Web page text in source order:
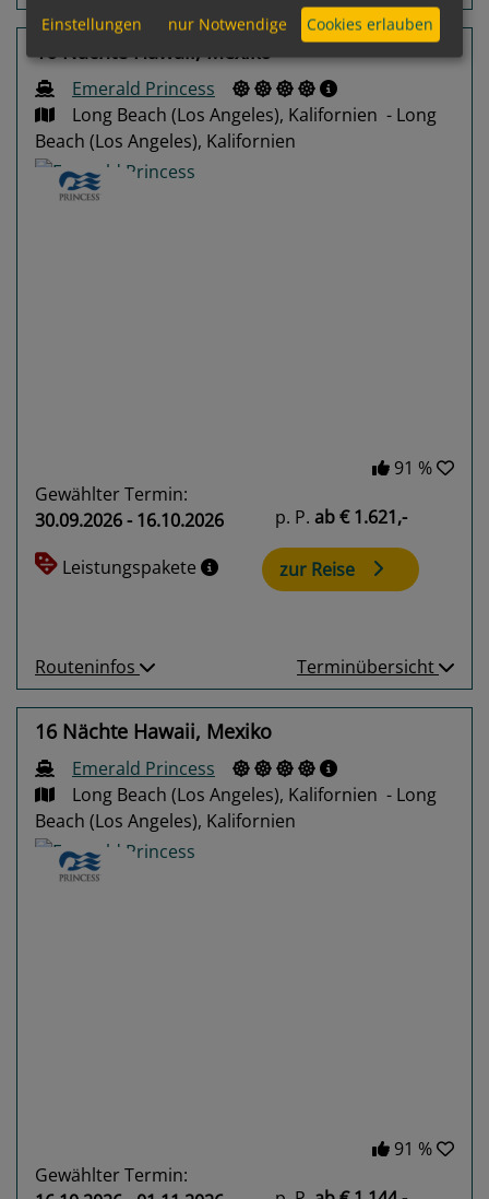
16 Nächte Hawaii, Mexiko
Emerald Princess
Long Beach (Los Angeles), Kalifornien - Long
Beach (Los Angeles), Kalifornien
91 %
Gewählter Termin:
30.09.2026 - 16.10.2026
Leistungspakete
p. P. ab€ 1.621,-
zur Reise
Routeninfos Terminübersicht
16 Nächte Hawaii, Mexiko
Emerald Princess
Long Beach (Los Angeles), Kalifornien - Long
Beach (Los Angeles), Kalifornien
91 %
Gewählter Termin:
Einstellungen nur Notwendige Cookies erlauben